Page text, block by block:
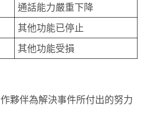
通話能力嚴重下降
其他功能已停止
其他功能受損
夥伴為解決事件所付出的努力